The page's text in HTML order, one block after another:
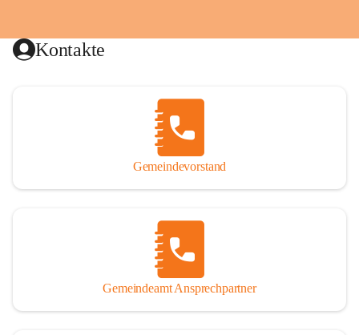
Kontakte
Gemeindevorstand
Gemeindeamt Ansprechpartner